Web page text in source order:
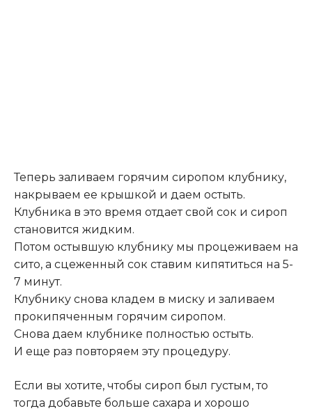
Теперь заливаем горячим сиропом клубнику,
накрываем ее крышкой и даем остыть.
Клубника в это время отдает свой сок и сироп
становится жидким.
Потом остывшую клубнику мы процеживаем на
сито, а сцеженный сок ставим кипятиться на 5-
7 минут.
Клубнику снова кладем в миску и заливаем
прокипяченным горячим сиропом.
Снова даем клубнике полностью остыть.
И еще раз повторяем эту процедуру.
Если вы хотите, чтобы сироп был густым, то
тогда добавьте больше сахара и хорошо